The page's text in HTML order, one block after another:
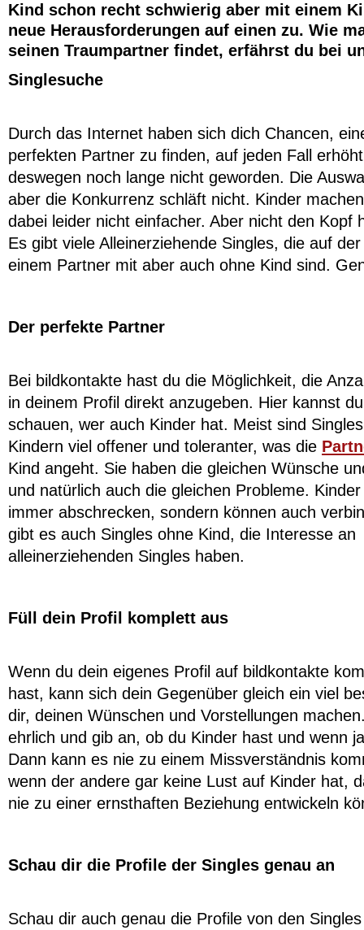
Kind schon recht schwierig aber mit einem
neue Herausforderungen auf einen zu. Wie
seinen Traumpartner findet, erfährst du bei
Singlesuche
Durch das Internet haben sich dich Chancen,
perfekten Partner zu finden, auf jeden Fall
deswegen noch lange nicht geworden. Die
aber die Konkurrenz schläft nicht. Kinder
dabei leider nicht einfacher. Aber nicht den Kopf
Es gibt viele Alleinerziehende Singles, die auf
einem Partner mit aber auch ohne Kind sind.
Der perfekte Partner
Bei bildkontakte hast du die Möglichkeit, die
in deinem Profil direkt anzugeben. Hier kannst
schauen, wer auch Kinder hat. Meist sind
Kindern viel offener und toleranter, was die
Kind angeht. Sie haben die gleichen Wünsche
und natürlich auch die gleichen Probleme.
immer abschrecken, sondern können auch
gibt es auch Singles ohne Kind, die Interesse an
alleinerziehenden Singles haben.
Füll dein Profil komplett aus
Wenn du dein eigenes Profil auf bildkontakte
hast, kann sich dein Gegenüber gleich ein viel
dir, deinen Wünschen und Vorstellungen
ehrlich und gib an, ob du Kinder hast und wenn
Dann kann es nie zu einem Missverständnis
wenn der andere gar keine Lust auf Kinder hat,
nie zu einer ernsthaften Beziehung entwickeln
Schau dir die Profile der Singles genau an
Schau dir auch genau die Profile von den